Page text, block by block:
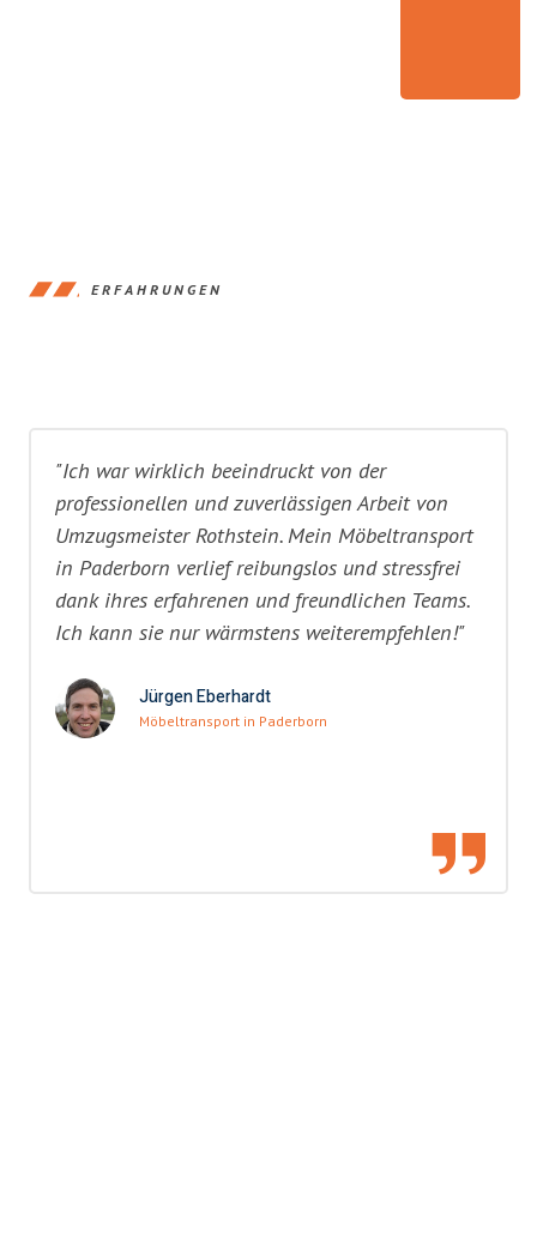
ERFAHRUNGEN
"Ich war wirklich beeindruckt von der
professionellen und zuverlässigen Arbeit von
Umzugsmeister Rothstein. Mein Möbeltransport
in Paderborn verlief reibungslos und stressfrei
dank ihres erfahrenen und freundlichen Teams.
Ich kann sie nur wärmstens weiterempfehlen!"
Jürgen Eberhardt
Möbeltransport in Paderborn